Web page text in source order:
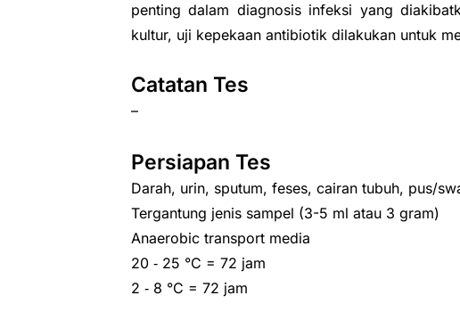
penting dalam diagnosis infeksi yang
kultur, uji kepekaan antibiotik dilakukan untuk
Catatan Tes
–
Persiapan Tes
Darah, urin, sputum, feses, cairan tubuh, pus/
Tergantung jenis sampel (3-5 ml atau 3 gram)
Anaerobic transport media
20 ‑ 25 °C = 72 jam
2 ‑ 8 °C = 72 jam